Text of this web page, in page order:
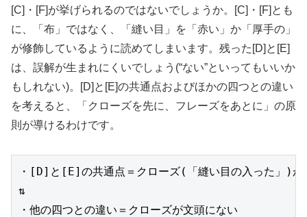
[C]・[F]が挙げられるのではないでしょうか。[C]・[F]とも
に、「布」ではなく、「縫い目」を「赤い」か「厚手の」
が修飾しているように読めてしまいます。残った[D]と[E]
は、誤解が生まれにくいでしょう(“ない”といってもいいか
もしれない)。[D]と[E]の共通点およびほかの四つとの違い
を考えると、「クローズを先に、フレーズをあとに」の原
則が導けるわけです。
・[D]と[E]の共通点＝クローズ(「縫い目の入った」)が
⇅
・他の四つとの違い＝クローズが文頭にない